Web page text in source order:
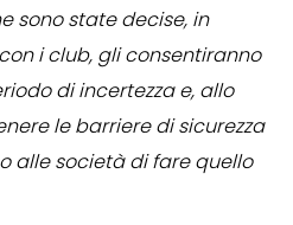
sono state decise, in
i club, gli consentiranno
di incertezza e, allo
le barriere di sicurezza
alle società di fare quello